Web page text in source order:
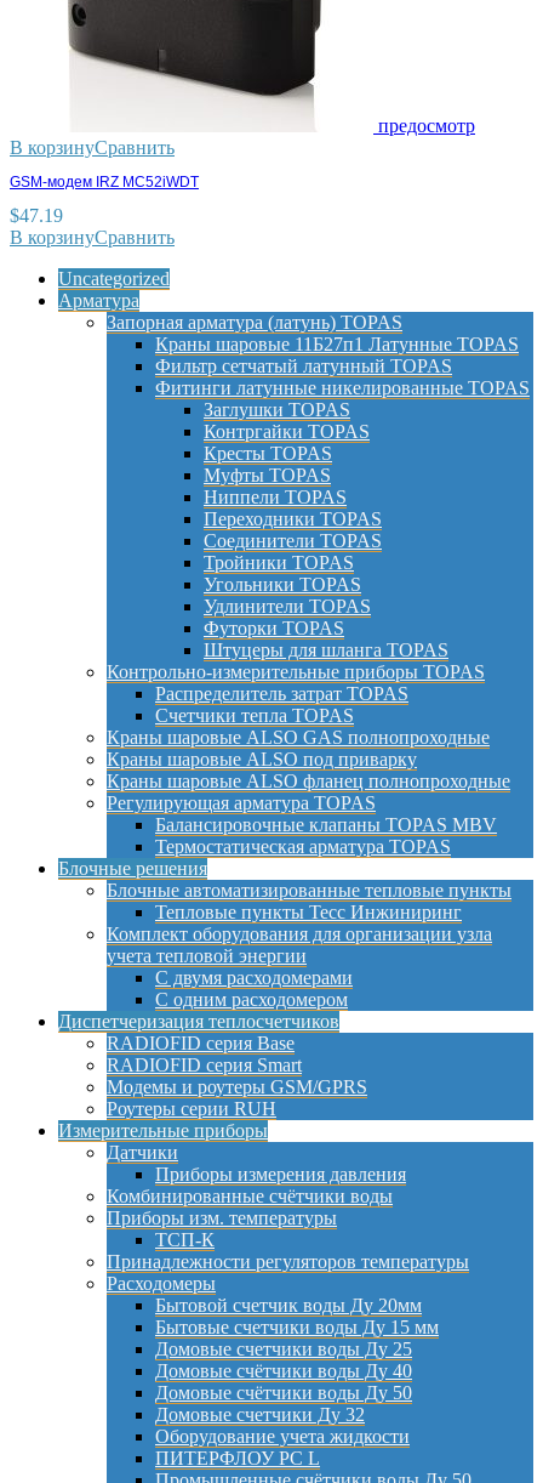
предосмотр
В корзинуСравнить
GSM-модем IRZ MC52iWDT
$47.19
В корзинуСравнить
Uncategorized
Арматура
Запорная арматура (латунь) TOPAS
Краны шаровые 11Б27п1 Латунные TOPAS
Фильтр сетчатый латунный TOPAS
Фитинги латунные никелированные TOPAS
Заглушки TOPAS
Контргайки TOPAS
Кресты TOPAS
Муфты TOPAS
Ниппели TOPAS
Переходники TOPAS
Соединители TOPAS
Тройники TOPAS
Угольники TOPAS
Удлинители TOPAS
Футорки TOPAS
Штуцеры для шланга TOPAS
Контрольно-измерительные приборы TOPAS
Распределитель затрат TOPAS
Счетчики тепла TOPAS
Краны шаровые ALSO GAS полнопроходные
Краны шаровые ALSO под приварку
Краны шаровые ALSO фланец полнопроходные
Регулирующая арматура TOPAS
Балансировочные клапаны TOPAS MBV
Термостатическая арматура TOPAS
Блочные решения
Блочные автоматизированные тепловые пункты
Тепловые пункты Тесс Инжиниринг
Комплект оборудования для организации узла
учета тепловой энергии
С двумя расходомерами
С одним расходомером
Диспетчеризация теплосчетчиков
RADIOFID серия Base
RADIOFID серия Smart
Модемы и роутеры GSM/GPRS
Роутеры серии RUH
Измерительные приборы
Датчики
Приборы измерения давления
Комбинированные счётчики воды
Приборы изм. температуры
ТСП-К
Принадлежности регуляторов температуры
Расходомеры
Бытовой счетчик воды Ду 20мм
Бытовые счетчики воды Ду 15 мм
Домовые счетчики воды Ду 25
Домовые счётчики воды Ду 40
Домовые счётчики воды Ду 50
Домовые счетчики Ду 32
Оборудование учета жидкости
ПИТЕРФЛОУ РС L